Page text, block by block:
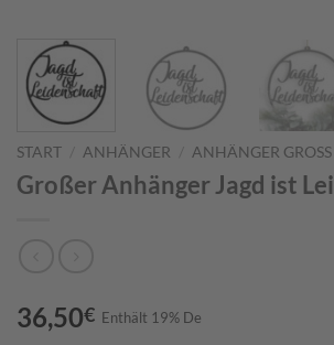
START ANHÄNGER ANHÄNGER GROSS
Großer Anhänger Jagd ist
36,50€ Enthält 19% De